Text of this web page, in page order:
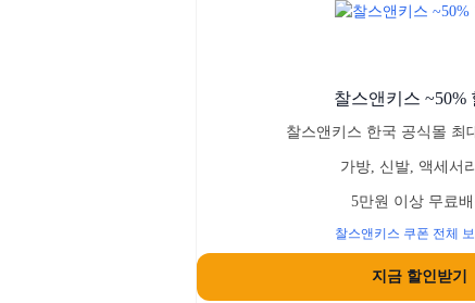
찰스앤키스 ~50%
찰스앤키스 한국 공식몰 최
가방, 신발, 액세서
5만원 이상 무료
찰스앤키스 쿠폰 전체
지금 할인받기